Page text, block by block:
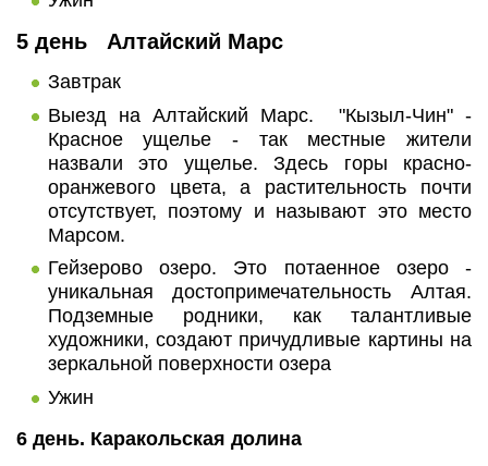
5 день Алтайский Марс
Завтрак
Выезд на Алтайский Марс. "Кызыл-Чин" -
Красное ущелье - так местные жители
назвали это ущелье. Здесь горы красно-
оранжевого цвета, а растительность почти
отсутствует, поэтому и называют это место
Марсом.
Гейзерово озеро. Это потаенное озеро -
уникальная достопримечательность Алтая.
Подземные родники, как талантливые
художники, создают причудливые картины на
зеркальной поверхности озера
Ужин
6 день. Каракольская долина